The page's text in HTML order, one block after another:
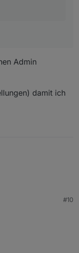
Admin
damit ich
angeben? Der
#10